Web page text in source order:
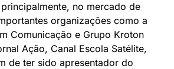
no mercado de
organizações como a
Comunicação e Grupo Kroton
Ação, Canal Escola Satélite,
de ter sido apresentador do